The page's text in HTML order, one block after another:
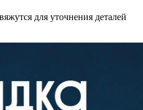
для уточнения деталей